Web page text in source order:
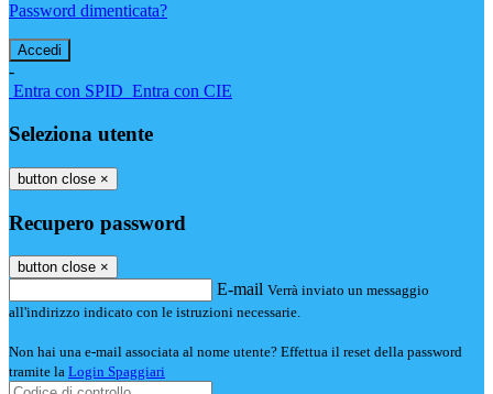
Password dimenticata?
-
Entra con SPID Entra con CIE
Seleziona utente
button close ×
Recupero password
button close ×
E-mail Verrà inviato un messaggio
all'indirizzo indicato con le istruzioni necessarie.
Non hai una e-mail associata al nome utente? Effettua il reset della password
tramite la Login Spaggiari